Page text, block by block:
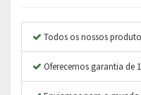
Apex Dynamics
Asco Numatics
Atos
Todos os nossos
Oferecemos garantia de